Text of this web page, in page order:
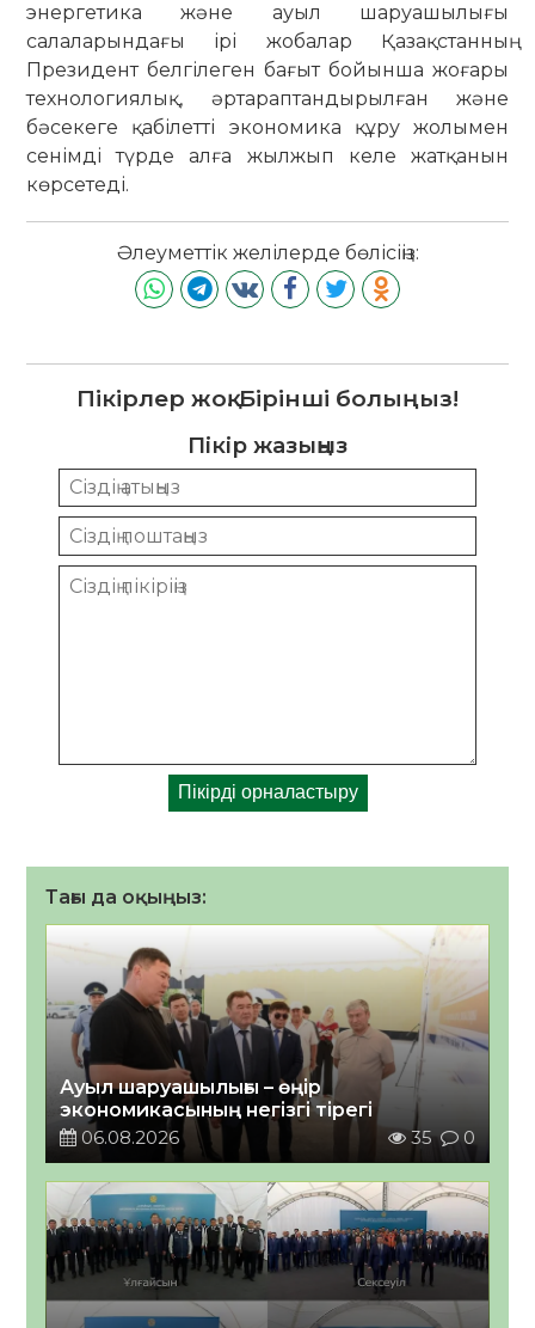
энергетика және ауыл шаруашылығы
салаларындағы ірі жобалар Қазақстанның
Президент белгілеген бағыт бойынша жоғары
технологиялық, әртараптандырылған және
бәсекеге қабілетті экономика құру жолымен
сенімді түрде алға жылжып келе жатқанын
көрсетеді.
Әлеуметтік желілерде бөлісіңіз:
Пікірлер жоқ. Бірінші болыңыз!
Пікір жазыңыз
Тағы да оқыңыз:
Ауыл шаруашылығы – өңір
экономикасының негізгі тірегі
06.08.2026
35 0